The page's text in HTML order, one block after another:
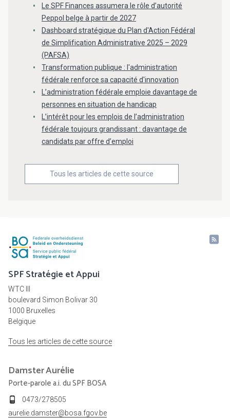
Le SPF Finances assumera le rôle d’autorité
Peppol belge à partir de 2027
Dashboard stratégique du Plan d'Action Fédéral
de Simplification Administrative 2025 – 2029
(PAFSA)
Transformation publique : l'administration
fédérale renforce sa capacité d'innovation
L’administration fédérale emploie davantage de
personnes en situation de handicap
L’intérêt pour les emplois de l’administration
fédérale toujours grandissant : davantage de
candidats par offre d’emploi
Tous les articles de cette source
SPF Stratégie et Appui
WTC III
boulevard Simon Bolivar 30
1000 Bruxelles
Belgique
Tous les articles de cette source
DamsterAurélie
Porte-parole a.i. du SPF BOSA
0473/278505
aurelie.damster@bosa.fgov.be